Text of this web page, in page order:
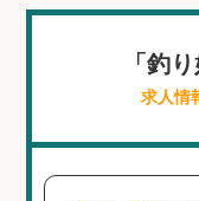
「釣
求人情